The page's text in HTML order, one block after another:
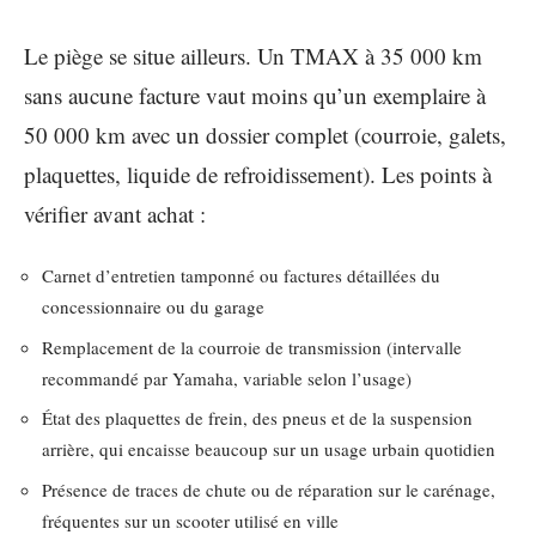
Le piège se situe ailleurs. Un TMAX à 35 000 km
sans aucune facture vaut moins qu’un exemplaire à
50 000 km avec un dossier complet (courroie, galets,
plaquettes, liquide de refroidissement). Les points à
vérifier avant achat :
Carnet d’entretien tamponné ou factures détaillées du
concessionnaire ou du garage
Remplacement de la courroie de transmission (intervalle
recommandé par Yamaha, variable selon l’usage)
État des plaquettes de frein, des pneus et de la suspension
arrière, qui encaisse beaucoup sur un usage urbain quotidien
Présence de traces de chute ou de réparation sur le carénage,
fréquentes sur un scooter utilisé en ville